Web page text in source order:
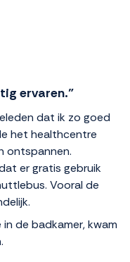
ervaren.”
dat ik zo goed
het healthcentre
ontspannen.
er gratis gebruik
Vooral de
de badkamer, kwam